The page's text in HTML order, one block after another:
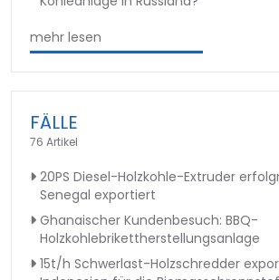
mehr lesen
FÄLLE
76 Artikel
20PS Diesel-Holzkohle-Extruder
Senegal exportiert
Ghanaischer Kundenbesuch: BBQ-
Holzkohlebrikettherstellungsanlage
15t/h Schwerlast-Holzschredder